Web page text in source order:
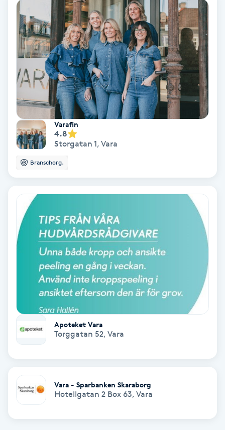
Idrottsmassage
IPL hårborttagning
IR-massage
Japansk massage
Katun fransar
Kemisk peeling
Keratinbehandling
Kinesiologi
Kinesisk medicin
Klippning
Varafin
4.8
Storgatan 1, Vara
Branschorg.
Apoteket Vara
Torggatan 52, Vara
Vara - Sparbanken Skaraborg
Hotellgatan 2 Box 63, Vara